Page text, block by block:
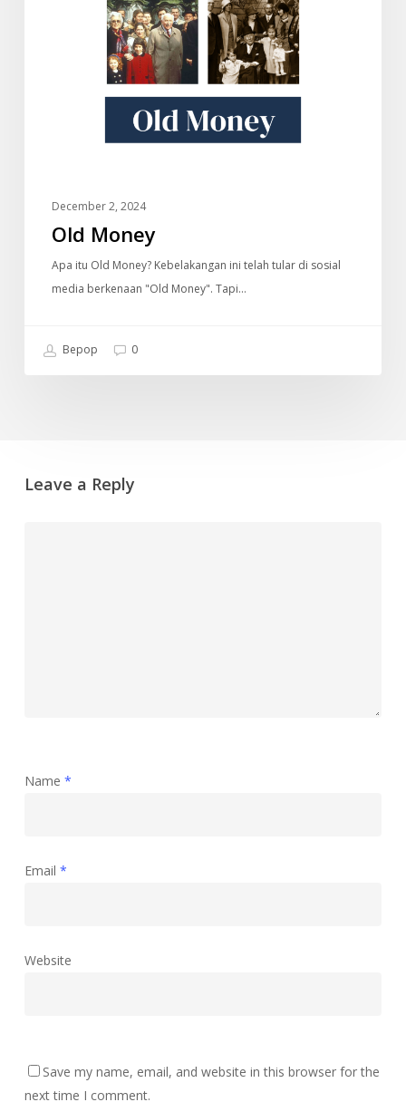
December 2, 2024
Old Money
Apa itu Old Money? Kebelakangan ini telah tular di sosial
media berkenaan "Old Money". Tapi…
Bepop 0
Leave a Reply
Name *
Email *
Website
Save my name, email, and website in this browser for the
next time I comment.